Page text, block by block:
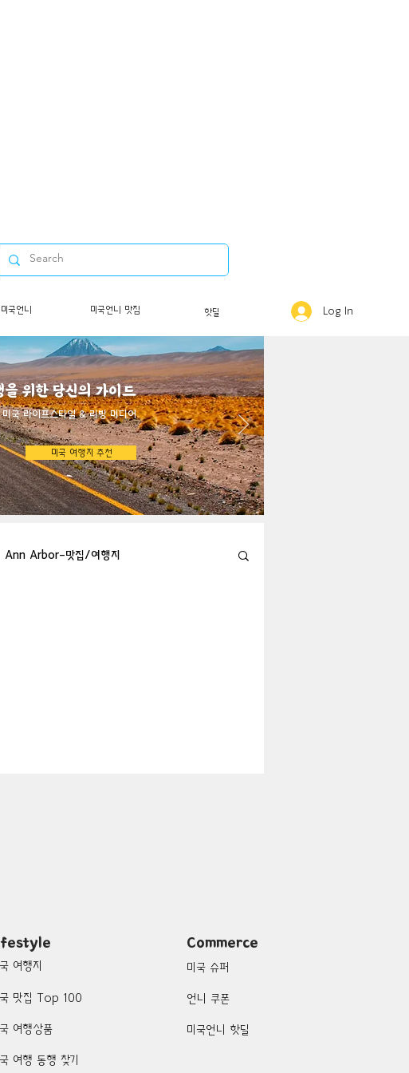
위한 당신의 가이드
​미국 라이프스타일 & 리빙 미디어
미국 여행지 추천
Ann Arbor-맛집/여행지
국언니 미국언니 맛집 핫딜 Log In
여행지
맛집 Top 100
여행상품
여행 동행 찾기
Commerce
미국 슈퍼
언니 쿠폰
미국언니 핫딜